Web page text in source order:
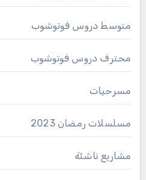
متوسط دروس فوتوشوب
محترف دروس فوتوشوب
مسرحيات
مسلسلات رمضان 2023
مشاريع ناشئة